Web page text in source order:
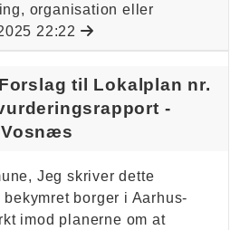
organisation eller
22:22
til Lokalplan nr.
-
Jeg skriver dette
borger i Aarhus-
imod planerne om at